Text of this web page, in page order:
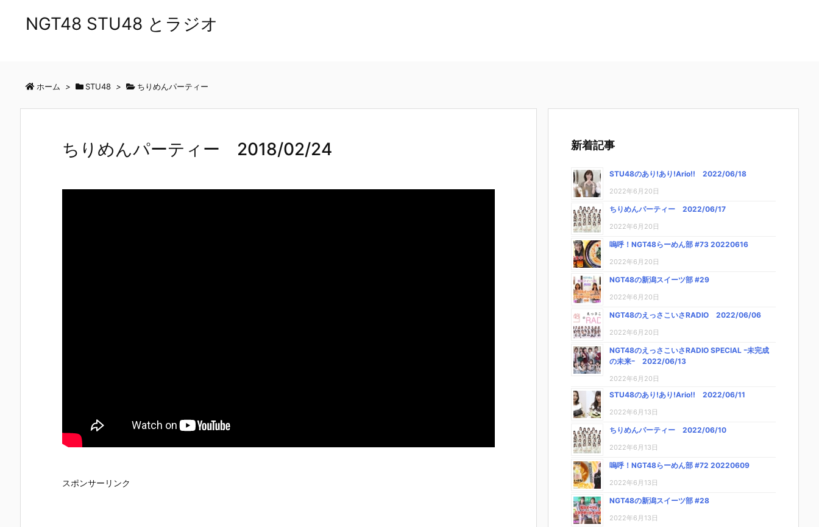
NGT48 STU48 とラジオ
ホーム > STU48 > ちりめんパーティー
ちりめんパーティー 2018/02/24
スポンサーリンク
新着記事
STU48のあり!あり!Ario!! 2022/06/18
2022年6月20日
ちりめんパーティー 2022/06/17
2022年6月20日
嗚呼！NGT48らーめん部 #73 20220616
2022年6月20日
NGT48の新潟スイーツ部 #29
2022年6月20日
NGT48のえっさこいさRADIO 2022/06/06
2022年6月20日
NGT48のえっさこいさRADIO SPECIAL ｰ未完成
の未来ｰ 2022/06/13
2022年6月20日
STU48のあり!あり!Ario!! 2022/06/11
2022年6月13日
ちりめんパーティー 2022/06/10
2022年6月13日
嗚呼！NGT48らーめん部 #72 20220609
2022年6月13日
NGT48の新潟スイーツ部 #28
2022年6月13日